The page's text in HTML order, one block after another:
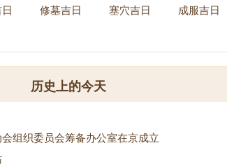
修墓吉日 塞穴吉日 成服吉日
历史上的今天
组织委员会筹备办公室在京成立